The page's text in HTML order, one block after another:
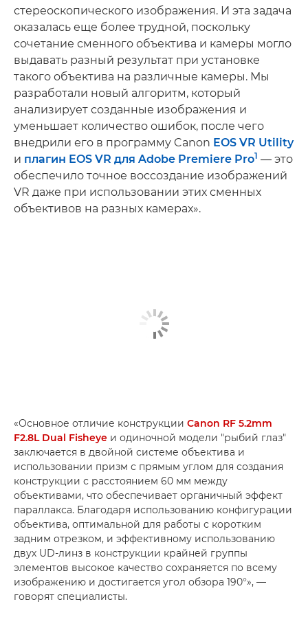
стереоскопического изображения. И эта задача
оказалась еще более трудной, поскольку
сочетание сменного объектива и камеры могло
выдавать разный результат при установке
такого объектива на различные камеры. Мы
разработали новый алгоритм, который
анализирует созданные изображения и
уменьшает количество ошибок, после чего
внедрили его в программу Canon EOS VR Utility
и плагин EOS VR для Adobe Premiere Pro1 — это
обеспечило точное воссоздание изображений
VR даже при использовании этих сменных
объективов на разных камерах».
«Основное отличие конструкции Canon RF 5.2mm
F2.8L Dual Fisheye и одиночной модели "рыбий глаз"
заключается в двойной системе объектива и
использовании призм с прямым углом для создания
конструкции с расстоянием 60 мм между
объективами, что обеспечивает органичный эффект
параллакса. Благодаря использованию конфигурации
объектива, оптимальной для работы с коротким
задним отрезком, и эффективному использованию
двух UD-линз в конструкции крайней группы
элементов высокое качество сохраняется по всему
изображению и достигается угол обзора 190°», —
говорят специалисты.